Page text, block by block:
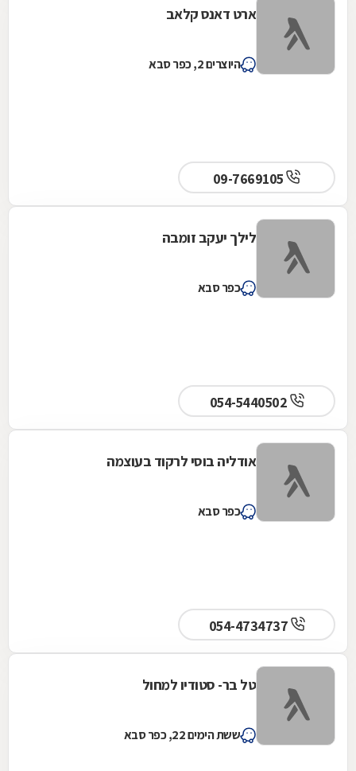
ארט דאנס קלאב
היוצרים 2, כפר סבא
09-7669105
לילך יעקב זומבה
כפר סבא
אודליה בוסי לרקוד בעוצמה
כפר סבא
טל בר- סטודיו למחול
ששת הימים 22, כפר סבא